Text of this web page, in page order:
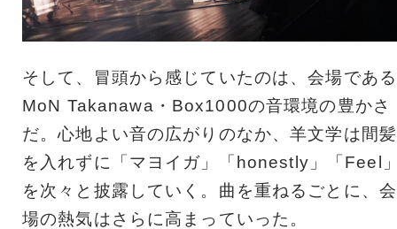
そして、冒頭から感じていたのは、会場である
MoN Takanawa・Box1000の音環境の豊かさ
だ。心地よい音の広がりのなか、羊文学は間髪
を入れずに「マヨイガ」「honestly」「Feel
を次々と披露していく。曲を重ねるごとに、会
場の熱気はさらに高まっていった。